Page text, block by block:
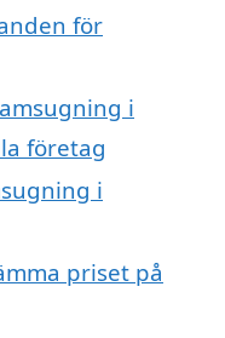
för
i
företag
i
priset på